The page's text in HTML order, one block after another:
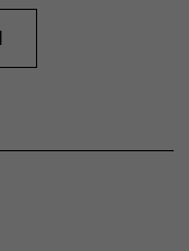
sauber und
als Motor